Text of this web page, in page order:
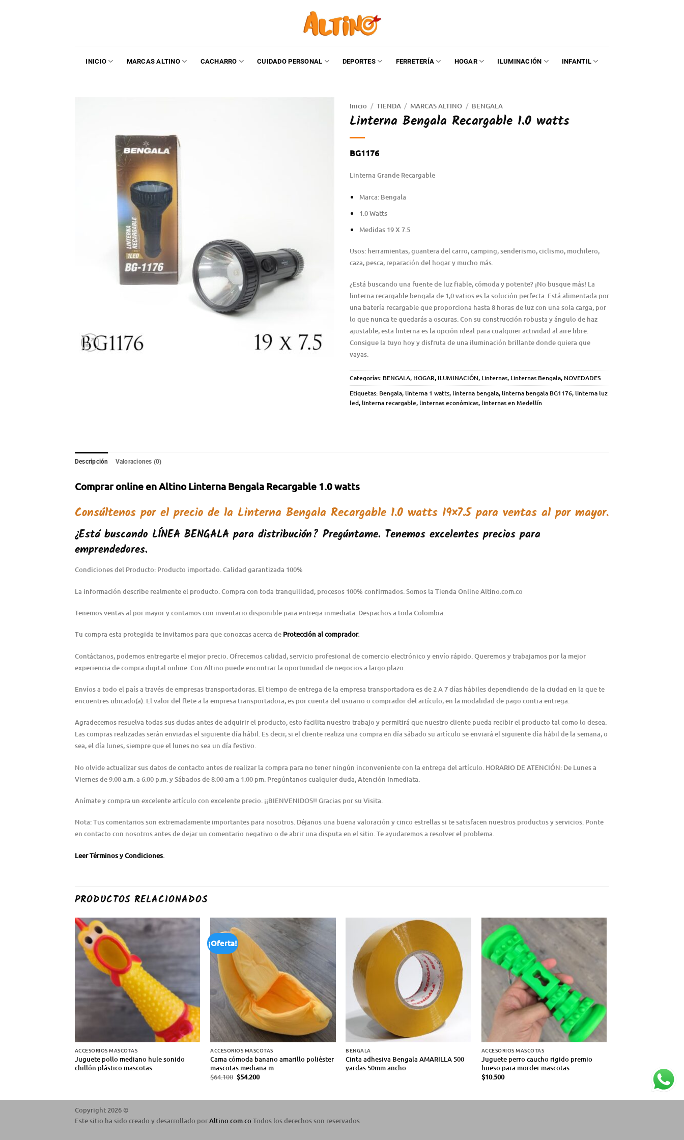
INICIO MARCAS ALTINO CACHARRO CUIDADO PERSONAL DEPORTES FERRETERÍA HOGAR ILUMINACIÓN INFANTIL
Inicio / TIENDA / MARCAS ALTINO / BENGALA
Linterna Bengala Recargable 1.0 watts
BG1176
Linterna Grande Recargable
Marca: Bengala
1.0 Watts
Medidas 19 X 7.5
Usos: herramientas, guantera del carro, camping, senderismo, ciclismo, mochilero,
caza, pesca, reparación del hogar y mucho más.
¿Está buscando una fuente de luz fiable, cómoda y potente? ¡No busque más! La
linterna recargable bengala de 1,0 vatios es la solución perfecta. Está alimentada por
una batería recargable que proporciona hasta 8 horas de luz con una sola carga, por
lo que nunca te quedarás a oscuras. Con su construcción robusta y ángulo de haz
ajustable, esta linterna es la opción ideal para cualquier actividad al aire libre.
Consigue la tuyo hoy y disfruta de una iluminación brillante donde quiera que
vayas.
Categorías: BENGALA, HOGAR, ILUMINACIÓN, Linternas, Linternas Bengala, NOVEDADES
Etiquetas: Bengala, linterna 1 watts, linterna bengala, linterna bengala BG1176, linterna luz
led, linterna recargable, linternas económicas, linternas en Medellín
Descripción Valoraciones (0)
Comprar online en Altino Linterna Bengala Recargable 1.0 watts
Consúltenos por el precio de la Linterna Bengala Recargable 1.0 watts 19×7.5para ventas al por mayor.
¿Está buscando LÍNEA BENGALA para distribución? Pregúntame. Tenemos excelentes precios para
emprendedores.
Condiciones del Producto: Producto importado. Calidad garantizada 100%
La información describe realmente el producto. Compra con toda tranquilidad, procesos 100% confirmados. Somos la Tienda Online Altino.com.co
Tenemos ventas al por mayor y contamos con inventario disponible para entrega inmediata. Despachos a toda Colombia.
Tu compra esta protegida te invitamos para que conozcas acerca de Protección al comprador.
Contáctanos, podemos entregarte el mejor precio. Ofrecemos calidad, servicio profesional de comercio electrónico y envío rápido. Queremos y trabajamos por la mejor
experiencia de compra digital online. Con Altino puede encontrar la oportunidad de negocios a largo plazo.
Envíos a todo el país a través de empresas transportadoras. El tiempo de entrega de la empresa transportadora es de 2 A 7 días hábiles dependiendo de la ciudad en la que te
encuentres ubicado(a). El valor del flete a la empresa transportadora, es por cuenta del usuario o comprador del artículo, en la modalidad de pago contra entrega.
Agradecemos resuelva todas sus dudas antes de adquirir el producto, esto facilita nuestro trabajo y permitirá que nuestro cliente pueda recibir el producto tal como lo desea.
Las compras realizadas serán enviadas el siguiente día hábil. Es decir, si el cliente realiza una compra en día sábado su artículo se enviará el siguiente día hábil de la semana, o
sea, el día lunes, siempre que el lunes no sea un día festivo.
No olvide actualizar sus datos de contacto antes de realizar la compra para no tener ningún inconveniente con la entrega del artículo. HORARIO DE ATENCIÓN: De Lunes a
Viernes de 9:00 a.m. a 6:00 p.m. y Sábados de 8:00 am a 1:00 pm. Pregúntanos cualquier duda, Atención Inmediata.
Anímate y compra un excelente artículo con excelente precio. ¡¡BIENVENIDOS!! Gracias por su Visita.
Nota: Tus comentarios son extremadamente importantes para nosotros. Déjanos una buena valoración y cinco estrellas si te satisfacen nuestros productos y servicios. Ponte
en contacto con nosotros antes de dejar un comentario negativo o de abrir una disputa en el sitio. Te ayudaremos a resolver el problema.
Leer Términos y Condiciones.
PRODUCTOS RELACIONADOS
ACCESORIOS MASCOTAS
Juguete pollo mediano hule sonido
chillón plástico mascotas
¡Oferta!
ACCESORIOS MASCOTAS
Cama cómoda banano amarillo poliéster
mascotas mediana m
$64.100 $54.200
BENGALA
Cinta adhesiva Bengala AMARILLA 500
yardas 50mm ancho
ACCESORIOS MASCOTAS
Juguete perro caucho rigido premio
hueso para morder mascotas
$10.500
Copyright 2026 ©
Este sitio ha sido creado y desarrollado porAltino.com.co Todos los derechos son reservados